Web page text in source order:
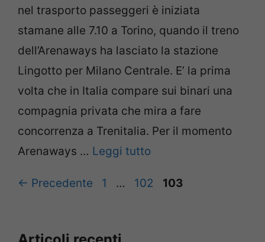
nel trasporto passeggeri è iniziata
stamane alle 7.10 a Torino, quando il treno
dell’Arenaways ha lasciato la stazione
Lingotto per Milano Centrale. E’ la prima
volta che in Italia compare sui binari una
compagnia privata che mira a fare
concorrenza a Trenitalia. Per il momento
Arenaways … Leggi tutto
← Precedente Pagina
1 … Pagina
102 Pagina
103